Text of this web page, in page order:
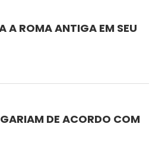
A ROMA ANTIGA EM SEU
DE ACORDO COM